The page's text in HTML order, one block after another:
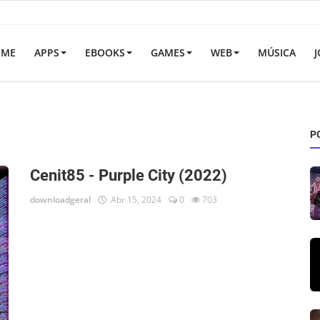
APPS EBOOKS GAMES WEB MÚSICA
Cenit85 - Purple City (2022)
downloadgeral Abr 15, 2024 0 703